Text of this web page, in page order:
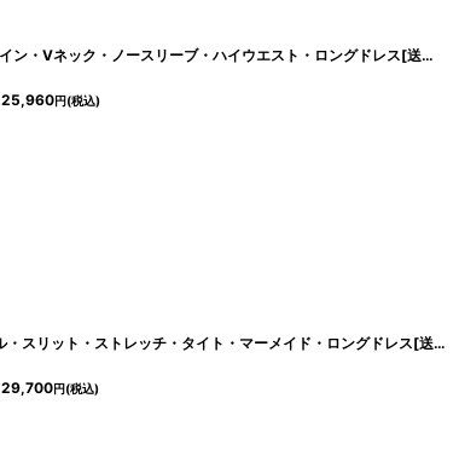
[ERUKEI]ホワイト×レッド・フラワープリント・Aライン・Vネック・ノースリーブ・ハイウエスト・ロングドレス[送料無料]
25,960円(税込)
[ERUKEI]アシンメトリー・ベア・タック・スピンドル・スリット・ストレッチ・タイト・マーメイド・ロングドレス[送料無料]
29,700円(税込)